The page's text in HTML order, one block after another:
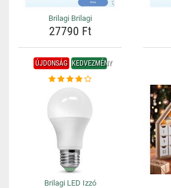
Brilagi Brilagi
27790 Ft
ÚJDONSÁG KEDVEZMÉNY
Brilagi LED Izzó